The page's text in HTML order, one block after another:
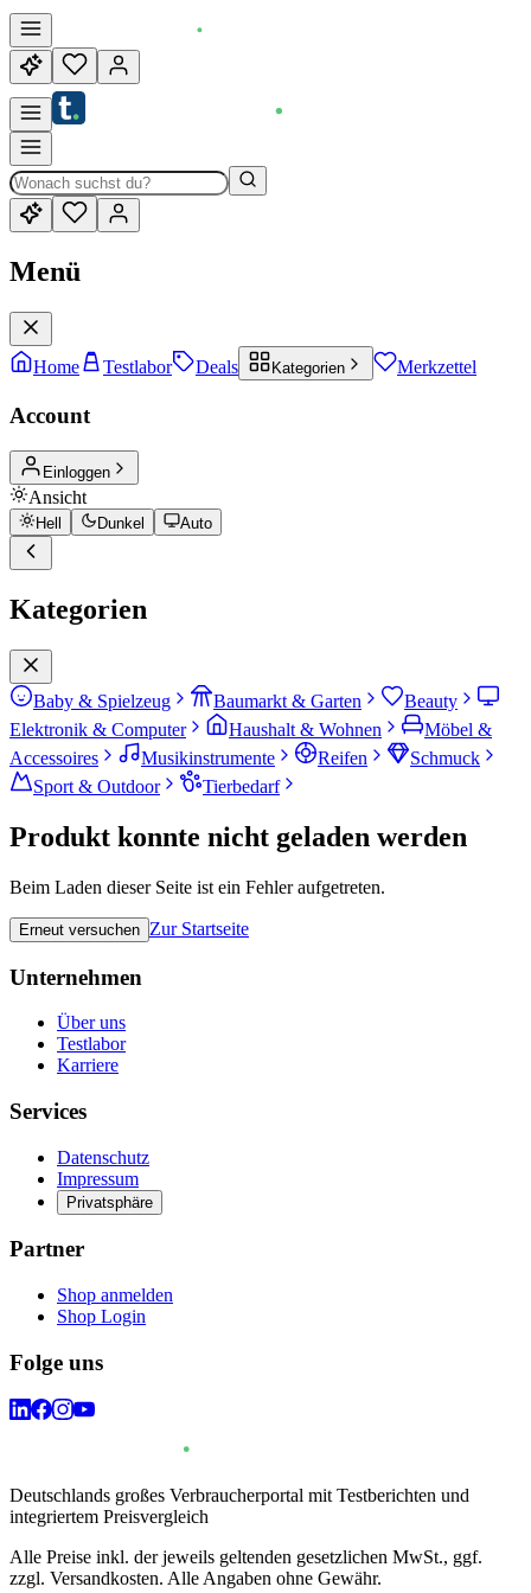
Menü
Home Testlabor Deals Kategorien Merkzettel
Account
Einloggen
Ansicht
Hell Dunkel Auto
Kategorien
Baby & Spielzeug Baumarkt & Garten
Beauty
Elektronik & Computer
Haushalt & Wohnen
Möbel &
Accessoires
Musikinstrumente Reifen
Schmuck
Sport & Outdoor
Tierbedarf
Produkt konnte nicht geladen werden
Beim Laden dieser Seite ist ein Fehler aufgetreten.
Erneut versuchen Zur Startseite
Unternehmen
Über uns
Testlabor
Karriere
Services
Datenschutz
Impressum
Privatsphäre
Partner
Shop anmelden
Shop Login
Folge uns
Deutschlands großes Verbraucherportal mit Testberichten und
integriertem Preisvergleich
Alle Preise inkl. der jeweils geltenden gesetzlichen MwSt., ggf.
zzgl. Versandkosten. Alle Angaben ohne Gewähr.